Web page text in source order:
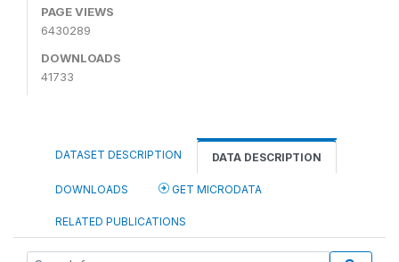
PAGE VIEWS
6430289
DOWNLOADS
41733
DATASET DESCRIPTION DATA DESCRIPTION
DOWNLOADS GET MICRODATA
RELATED PUBLICATIONS